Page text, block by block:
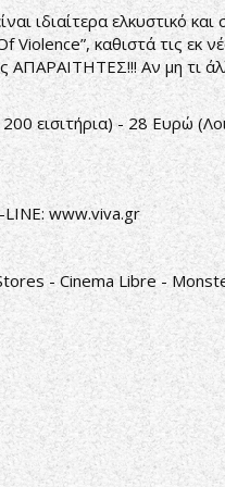
ιδιαίτερα ελκυστικό
καθιστά τις εκ
ΑΠΑΡΑΙΤΗΤΕΣ!!! Αν μη τι
εισιτήρια) - 28 Ευρώ
LINE:www.viva.gr
- Cinema Libre -